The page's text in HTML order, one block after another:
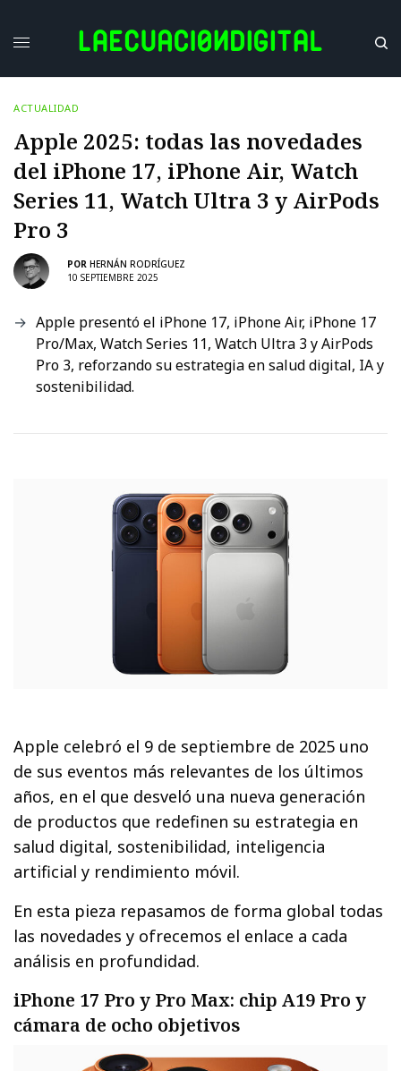
ACTUALIDAD
Apple 2025: todas las novedades
del iPhone 17, iPhone Air, Watch
Series 11, Watch Ultra 3 y AirPods
Pro 3
POR HERNÁN RODRÍGUEZ
10 SEPTIEMBRE 2025
Apple presentó el iPhone 17, iPhone Air, iPhone 17
Pro/Max, Watch Series 11, Watch Ultra 3 y AirPods
Pro 3, reforzando su estrategia en salud digital, IA y
sostenibilidad.
Apple celebró el 9 de septiembre de 2025 uno
de sus eventos más relevantes de los últimos
años, en el que desveló una nueva generación
de productos que redefinen su estrategia en
salud digital, sostenibilidad, inteligencia
artificial y rendimiento móvil.
En esta pieza repasamos de forma global todas
las novedades y ofrecemos el enlace a cada
análisis en profundidad.
iPhone 17 Pro y Pro Max: chip A19 Pro y
cámara de ocho objetivos